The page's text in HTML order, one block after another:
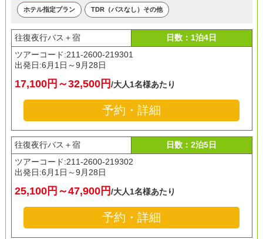
ホテル指定プラン TDR（パスなし）その他
往復夜行バス＋宿
日数：1泊4日
ツアーコード:211-2600-219301
出発日:6月1日～9月28日
17,100円～32,500円/大人1名様あたり
予約・詳細
往復夜行バス＋宿
日数：2泊5日
ツアーコード:211-2600-219302
出発日:6月1日～9月28日
25,100円～47,900円/大人1名様あたり
予約・詳細